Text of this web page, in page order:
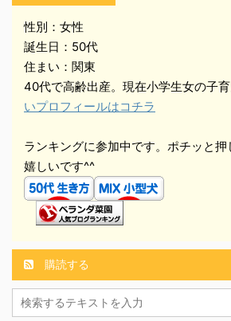
性別：女性
誕生日：50代
住まい：関東
40代で高齢出産。現在小学生女の子育
いプロフィールはコチラ
ランキングに参加中です。ポチッと押
嬉しいです^^
購読する